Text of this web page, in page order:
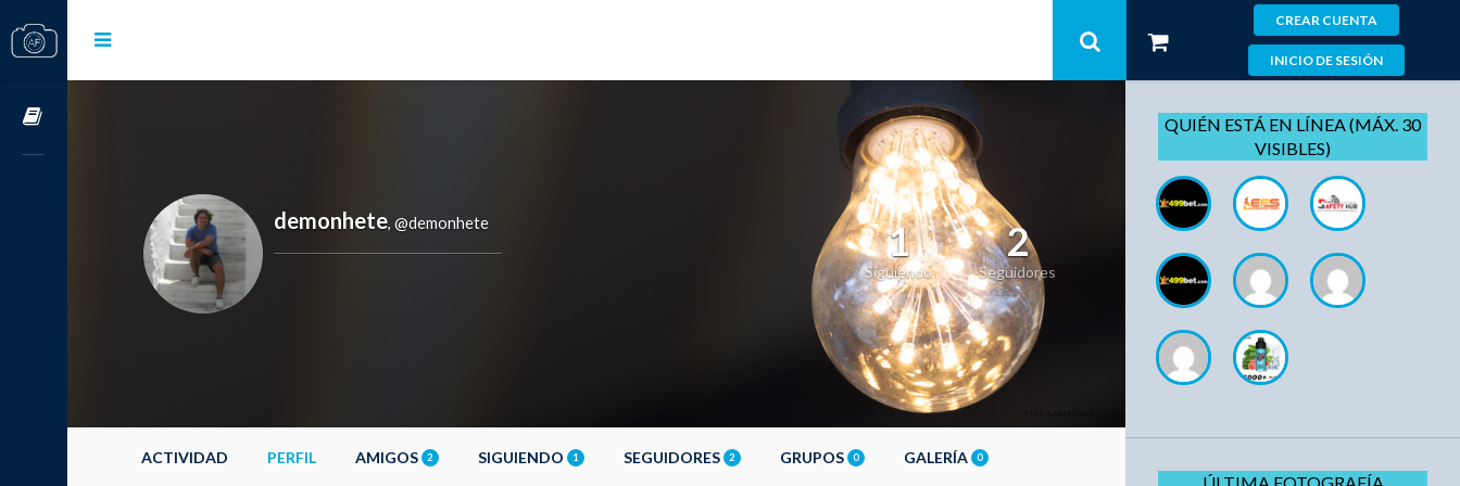
CREAR CUENTA
INICIO DE SESIÓN
demonhete, @demonhete 1
Siguiendo
2
Seguidores
ACTIVIDAD PERFIL AMIGOS 2 SIGUIENDO 1 SEGUIDORES 2 GRUPOS 0 GALERÍA 0
QUIÉN ESTÁ EN LÍNEA (MÁX. 30
VISIBLES)